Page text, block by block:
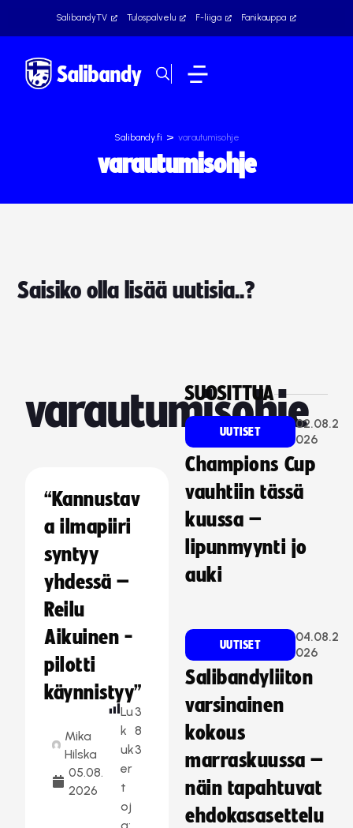
SalibandyTV Tulospalvelu F-liiga Fanikauppa
Salibandy.fi > varautumisohje
varautumisohje
Saisiko olla lisää uutisia..?
varautumisohje
“Kannustav
a ilmapiiri
syntyy
yhdessä –
Reilu
Aikuinen -
pilotti
käynnistyy”
Mika
Hilska
05.08.
2026
Lu
k
uk
er
t
oj
3
8
3
SUOSITTUA
UUTISET
02.08.2
026
Champions Cup
vauhtiin tässä
kuussa –
lipunmyynti jo
auki
UUTISET
04.08.2
026
Salibandyliiton
varsinainen
kokous
marraskuussa –
näin tapahtuvat
ehdokasasettelu